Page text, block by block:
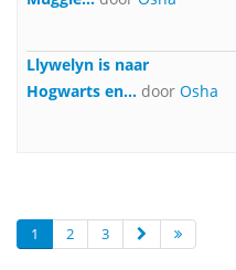
Llywelyn is naar
Hogwarts en... door Osha
1 2 3